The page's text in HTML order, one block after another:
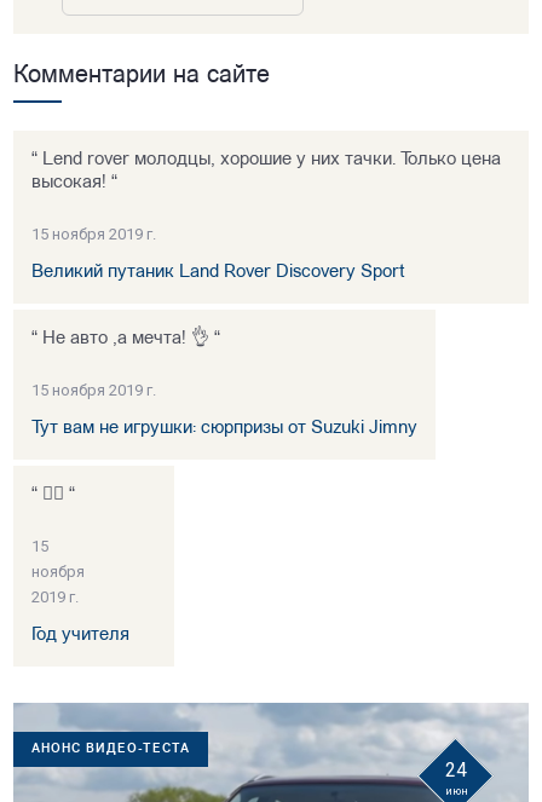
Комментарии на сайте
“ Lend rover молодцы, хорошие у них тачки. Только цена
высокая! “
15 ноября 2019 г.
Великий путаник Land Rover Discovery Sport
“ Не авто ,а мечта! 👌 “
15 ноября 2019 г.
Тут вам не игрушки: сюрпризы от Suzuki Jimny
“ 👍🏻 “
15
ноября
2019 г.
Год учителя
АНОНС ВИДЕО-ТЕСТА
24
июн